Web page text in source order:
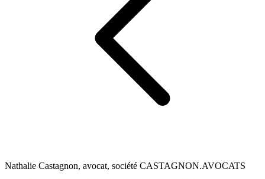
Nathalie Castagnon, avocat, société CASTAGNON.AVOCATS